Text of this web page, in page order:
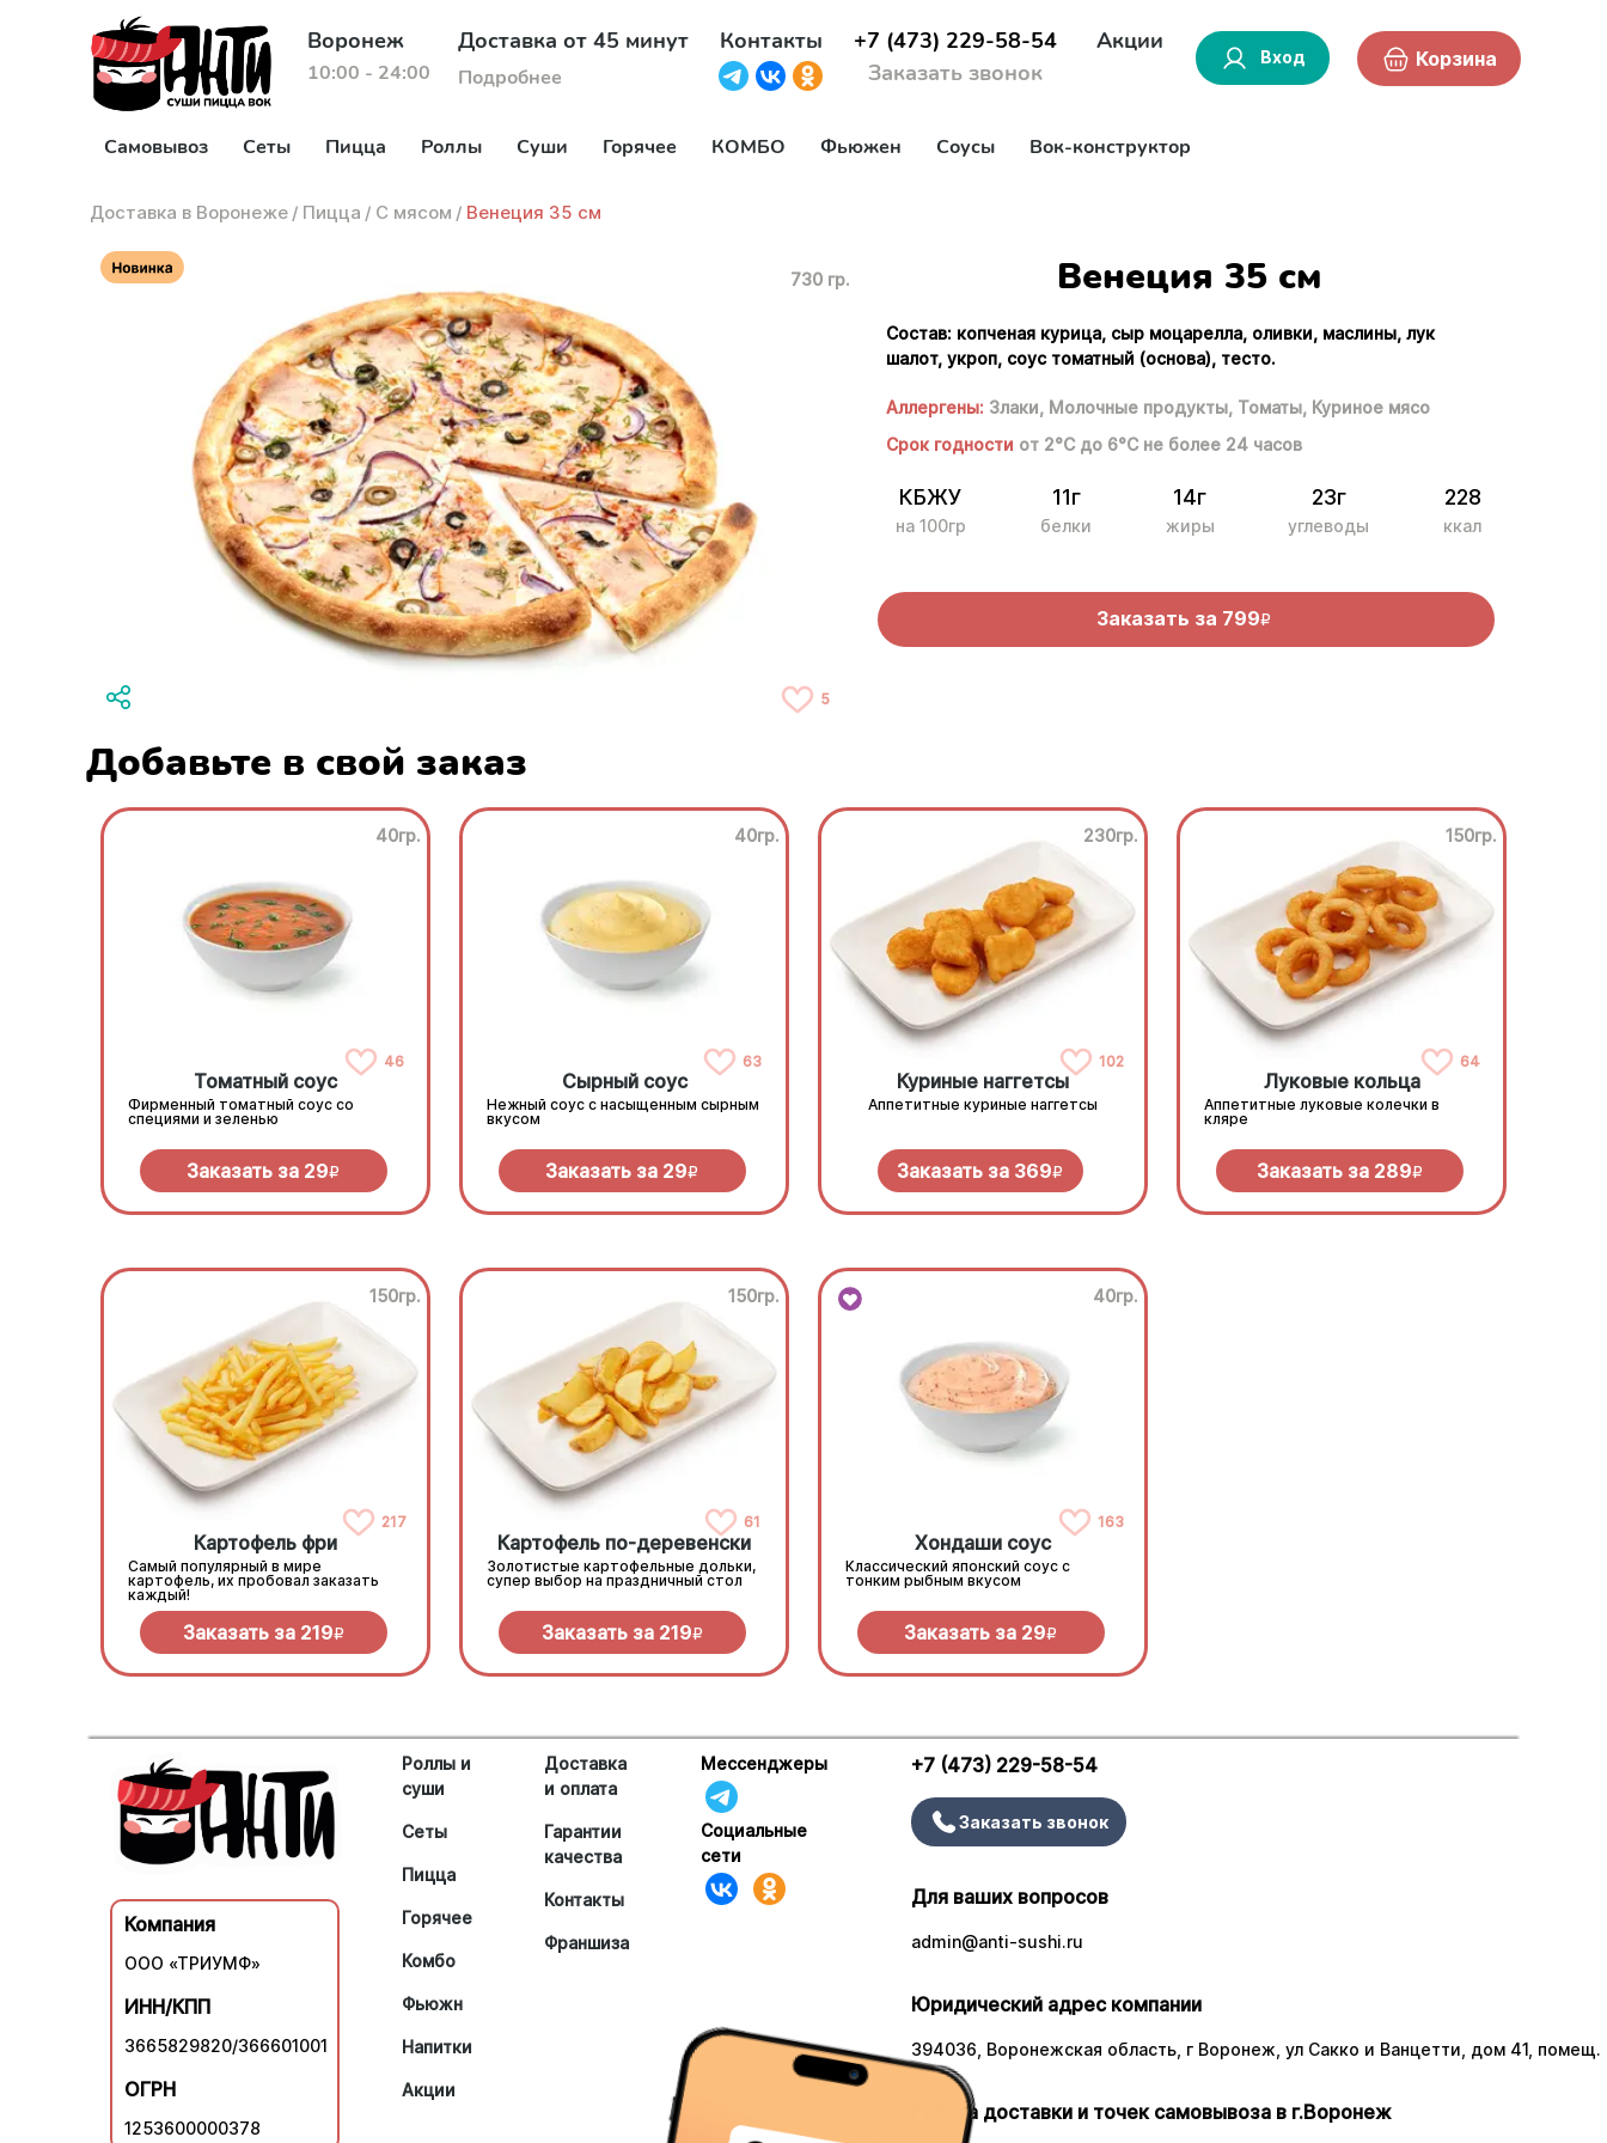
Воронеж
10:00 - 24:00
Доставка от 45 минут
Подробнее
Контакты
+7 (473) 229-58-54
Заказать звонок
Акции
Вход Корзина
Самовывоз Сеты Пицца Роллы Суши Горячее КОМБО Фьюжен Соусы Вок-конструктор
Доставка в Воронеже / Пицца / С мясом / Венеция 35 см
730 гр.
5
Венеция 35 см
Состав: копченая курица, сыр моцарелла, оливки, маслины, лук
шалот, укроп, соус томатный (основа), тесто.
Аллергены: Злаки, Молочные продукты, Томаты, Куриное мясо
Срок годности от 2°С до 6°С не более 24 часов
КБЖУ
на 100гр
11г
белки
14г
жиры
23г
углеводы
228
ккал
Заказать за 799R
Добавьте в свой заказ
40гр.
46
Томатный соус
Фирменный томатный соус со
специями и зеленью
Заказать за 29R
40гр.
63
Сырный соус
Нежный соус с насыщенным сырным
вкусом
Заказать за 29R
230гр.
102
Куриные наггетсы
Аппетитные куриные наггетсы
Заказать за 369R
150гр.
64
Луковые кольца
Аппетитные луковые колечки в
кляре
Заказать за 289R
150гр.
217
Картофель фри
Самый популярный в мире
картофель, их пробовал заказать
каждый!
Заказать за 219R
150гр.
61
Картофель по-деревенски
Золотистые картофельные дольки,
супер выбор на праздничный стол
Заказать за 219R
40гр.
163
Хондаши соус
Классический японский соус с
тонким рыбным вкусом
Заказать за 29R
Компания
ООО «ТРИУМФ»
ИНН/КПП
3665829820/366601001
ОГРН
1253600000378
Роллы и
суши
Сеты
Пицца
Горячее
Комбо
Фьюжн
Напитки
Акции
Доставка
и оплата
Гарантии
качества
Контакты
Франшиза
Мессенджеры
Социальные
сети
+7 (473) 229-58-54
Заказать звонок
Для ваших вопросов
admin@anti-sushi.ru
Юридический адрес компании
394036, Воронежская область, г Воронеж, ул Сакко и Ванцетти, дом 41, помещ.
Работа доставки и точек самовывоза в г.Воронеж